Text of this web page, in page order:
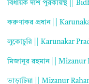
বিধায়ক দাশ পুরকায়স্থ ||
করুণাকর প্রধান ||
লুকোচুরি || Karunakar
মিজানুর রহমান || Mizanur
ভাড়াটিয়া || Mizanur